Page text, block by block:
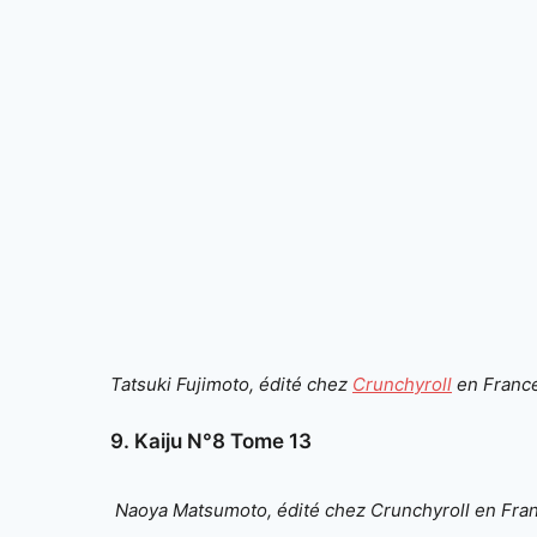
Tatsuki Fujimoto, édité chez Crunchyroll en
9. Kaiju N°8 Tome 13
Naoya Matsumoto, édité chez Crunchyroll en